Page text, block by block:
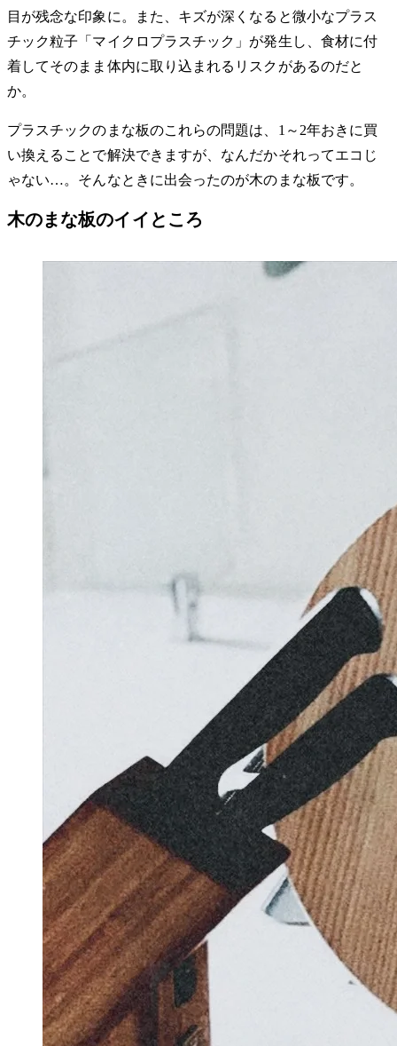
目が残念な印象に。また、キズが深くなると微小なプラス
チック粒子「マイクロプラスチック」が発生し、食材に付
着してそのまま体内に取り込まれるリスクがあるのだと
か。
プラスチックのまな板のこれらの問題は、1～2年おきに買
い換えることで解決できますが、なんだかそれってエコじ
ゃない…。そんなときに出会ったのが木のまな板です。
木のまな板のイイところ